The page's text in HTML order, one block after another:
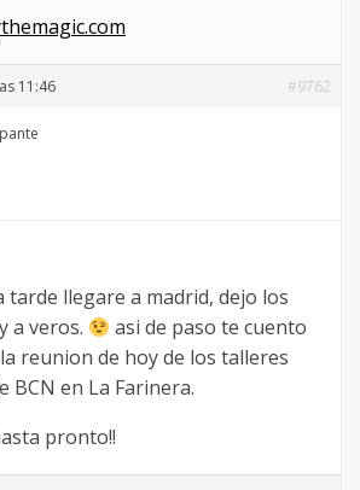
11:46
#9762
tarde llegare a madrid, dejo los
a veros.
asi de paso te cuento
reunion de hoy de los talleres
BCN en La Farinera.
pronto!!